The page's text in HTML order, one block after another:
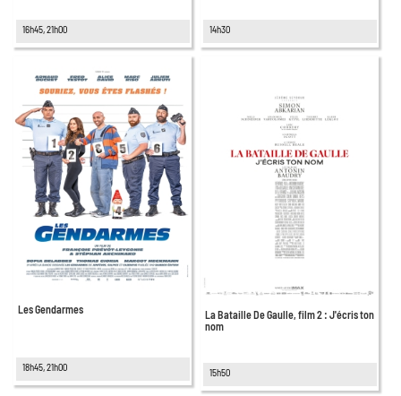
16h45, 21h00 14h30
Les Gendarmes
18h45, 21h00
La Bataille De Gaulle, film 2 : J'écris ton
nom
15h50